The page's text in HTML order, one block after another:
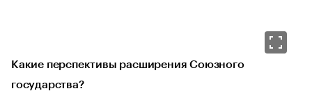
Какие перспективы расширения Союзного
государства?